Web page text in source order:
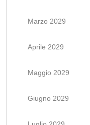
Marzo 2029
Aprile 2029
Maggio 2029
Giugno 2029